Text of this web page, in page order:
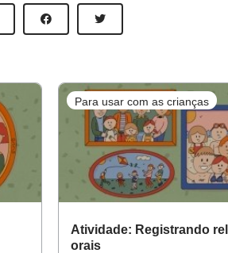
Para usar com as crianças
Atividade: Registrando
orais